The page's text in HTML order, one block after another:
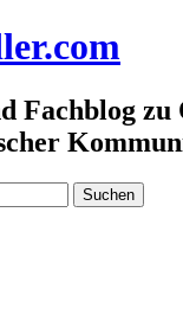
.com
Fachblog zu